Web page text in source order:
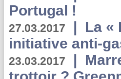
Portugal !
27.03.2017 | La «
initiative anti-
23.03.2017 |